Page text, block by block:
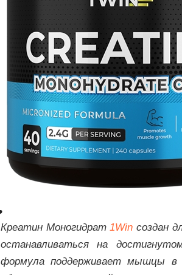
Креатин Моногидрат1Win создан
останавливаться на
формула поддерживает мышцы в